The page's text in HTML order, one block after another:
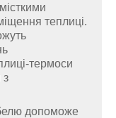
теплиці.
термоси
з
допоможе